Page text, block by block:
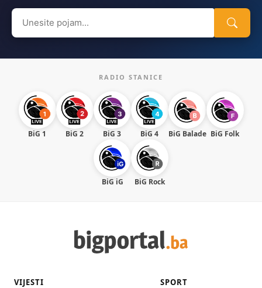
Search
for:
RADIO STANICE
BiG 1 BiG 2 BiG 3 BiG 4 BiG Balade BiG Folk
BiG iG BiG Rock
VIJESTI SPORT